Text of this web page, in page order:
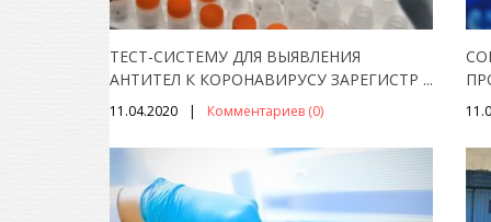
ТЕСТ-СИСТЕМУ ДЛЯ ВЫЯВЛЕНИЯ
АНТИТЕЛ К КОРОНАВИРУСУ ЗАРЕГИСТР ...
11.04.2020 Комментариев (0)